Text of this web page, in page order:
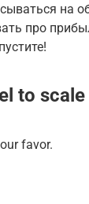
на
про
to
favor.